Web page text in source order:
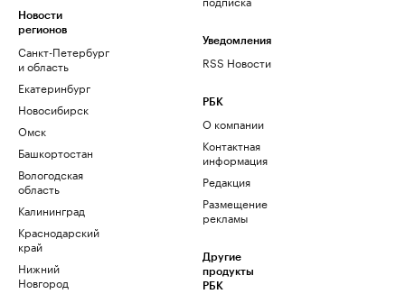
Новости
регионов
Санкт-Петербург
и область
Екатеринбург
Новосибирск
Омск
Башкортостан
Вологодская
область
Калининград
Краснодарский
край
Нижний
Новгород
Уведомления
RSS Новости
РБК
О компании
Контактная
информация
Редакция
Размещение
рекламы
Другие
продукты
РБК